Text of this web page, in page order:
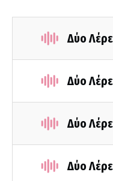
Δύο
Δύο
Δύο
Δύο